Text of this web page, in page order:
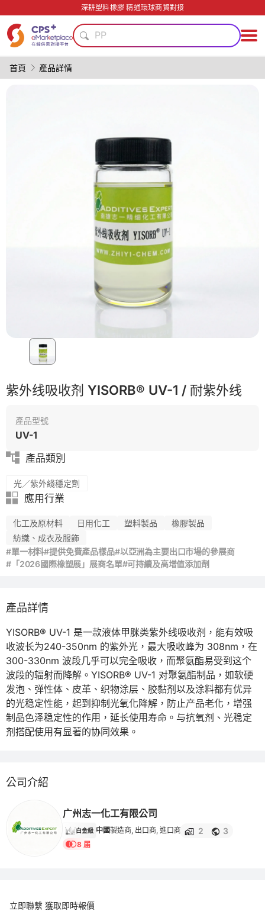
深耕塑料橡膠 精通環球商貿對接
模具
PP
高阻隔
再生料加工
單一材料
PVC
PP
高阻隔
醫療級
再生料加工
碳纖維復合材料
首頁 產品詳情
紫外线吸收剂 YISORB® UV-1 / 耐紫外线
產品型號
UV-1
產品類別
光／紫外綫穩定劑
應用行業
化工及原材料 日用化工 塑料製品
橡膠製品
紡織、成衣及服飾
#單一材料#提供免費產品樣品#以亞洲為主要出口市場的參展商
#「2026國際橡塑展」展商名單#可持續及高增值添加劑
產品詳情
YISORB® UV-1 是一款液体甲脒类紫外线吸收剂，能有效吸
收波长为240-350nm 的紫外光，最大吸收峰为 308nm，在
300-330nm 波段几乎可以完全吸收，而聚氨酯易受到这个
波段的辐射而降解。YISORB® UV-1 对聚氨酯制品，如软硬
发泡、弹性体、皮革、织物涂层、胶黏剂以及涂料都有优异
的光稳定性能，起到抑制光氧化降解，防止产品老化，增强
制品色泽稳定性的作用，延长使用寿命。与抗氧剂、光稳定
剂搭配使用有显著的协同效果。
公司介紹
广州志一化工有限公司
白金級 中國製造商, 出口商, 進口商 2 3
8 届
立即聯繫 獲取即時報價